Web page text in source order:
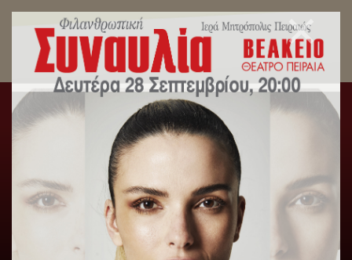
Αποστολή 15 τόνων ανθρωπιστικής βοήθειας από
την Ιερά Μητρόπολη Πειραιώς για τους
σεισμόπληκτους σε Συρία και Τουρκία.